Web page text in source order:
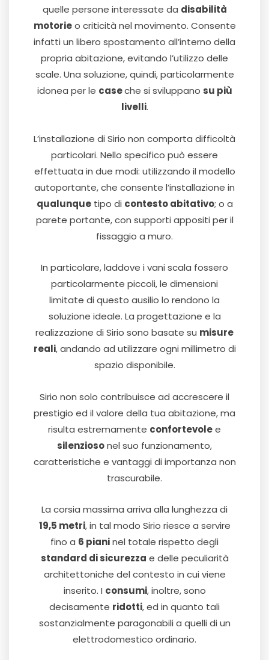
quelle persone interessate da disabilità
motorieo criticità nel movimento. Consente
infatti un libero spostamento all’interno della
propria abitazione, evitando l’utilizzo delle
scale. Una soluzione, quindi, particolarmente
idonea per le caseche si sviluppano su più
livelli.
L’installazione di Sirio non comporta difficoltà
particolari. Nello specifico può essere
effettuata in due modi: utilizzando il modello
autoportante, che consente l’installazione in
qualunquetipo di contesto abitativo; o a
parete portante, con supporti appositi per il
fissaggio a muro.
In particolare, laddove i vani scala fossero
particolarmente piccoli, le dimensioni
limitate di questo ausilio lo rendono la
soluzione ideale. La progettazione e la
realizzazione di Sirio sono basate su misure
reali, andando ad utilizzare ogni millimetro di
spazio disponibile.
Sirio non solo contribuisce ad accrescere il
prestigio ed il valore della tua abitazione, ma
risulta estremamente confortevolee
silenziosonel suo funzionamento,
caratteristiche e vantaggi di importanza non
trascurabile.
La corsia massima arriva alla lunghezza di
19,5 metri, in tal modo Sirio riesce a servire
fino a 6 pianinel totale rispetto degli
standard di sicurezza e delle peculiarità
architettoniche del contesto in cui viene
inserito. I consumi, inoltre, sono
decisamente ridotti, ed in quanto tali
sostanzialmente paragonabili a quelli di un
elettrodomestico ordinario.